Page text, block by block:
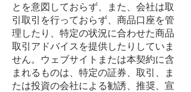
とを意図しておらず、また、会社は取
引取引を行っておらず、商品口座を管
理したり、特定の状況に合わせた商品
取引アドバイスを提供したりしていま
せん。ウェブサイトまたは本契約に含
まれるものは、特定の証券、取引、ま
たは投資の会社による勧誘、推奨、宣